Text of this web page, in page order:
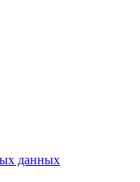
данных